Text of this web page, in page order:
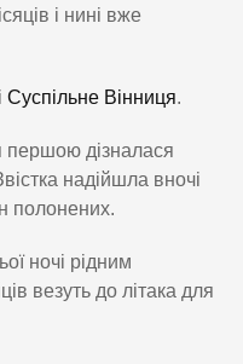
і нині вже
Суспільне Вінниця.
першою дізналася
надійшла вночі
полонених.
ночі рідним
везуть до літака для